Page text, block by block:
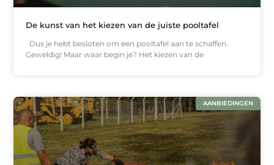
De kunst van het kiezen van de juiste pooltafel
Dus je hebt besloten om een pooltafel aan te schaffen.
Geweldig! Maar waar begin je? Het kiezen van de
AANBIEDINGEN